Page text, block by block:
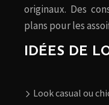
originaux. Des
plans pour les
IDÉES DE
Look casual ou